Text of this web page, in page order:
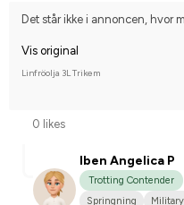
Det står ikke i annoncen, hvor
Vis original
Linfröolja 3L Trikem
0 likes
Iben Angelica P
Trotting Contender
Springning